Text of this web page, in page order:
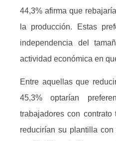
44,3% afirma que
la producción. Estas
independencia del
actividad económica en
Entre aquellas que
45,3% optarían
trabajadores con
reducirían su plantilla con